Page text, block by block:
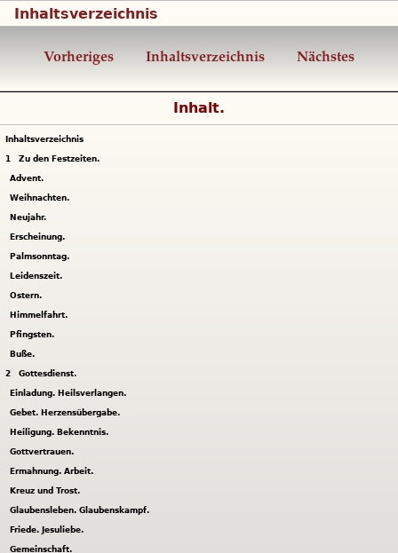
Inhaltsverzeichnis
Vorheriges Inhaltsverzeichnis Nächstes
Inhalt.
Inhaltsverzeichnis
1 Zu den Festzeiten.
Advent.
Weihnachten.
Neujahr.
Erscheinung.
Palmsonntag.
Leidenszeit.
Ostern.
Himmelfahrt.
Pfingsten.
Buße.
2 Gottesdienst.
Einladung. Heilsverlangen.
Gebet. Herzensübergabe.
Heiligung. Bekenntnis.
Gottvertrauen.
Ermahnung. Arbeit.
Kreuz und Trost.
Glaubensleben. Glaubenskampf.
Friede. Jesuliebe.
Gemeinschaft.